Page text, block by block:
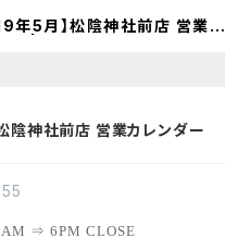
年5月】松陰神社前店 営業カ
陰神社前店 営業カレンダー
⇒ 6PM CLOSE